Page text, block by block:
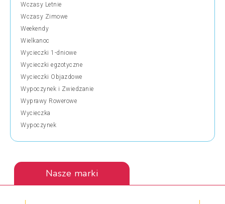
Wczasy Letnie
Wczasy Zimowe
Weekendy
Wielkanoc
Wycieczki 1-dniowe
Wycieczki egzotyczne
Wycieczki Objazdowe
Wypoczynek i Zwiedzanie
Wyprawy Rowerowe
Wycieczka
Wypoczynek
Nasze marki